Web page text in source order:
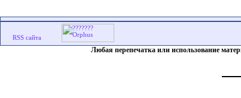
Любая перепечатка или использование